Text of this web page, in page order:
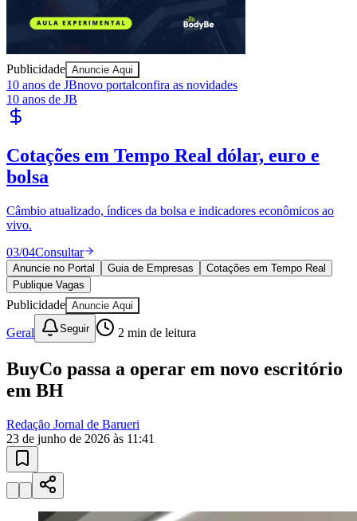
Bragantino
Publicidade Anuncie Aqui
10 anos de JBnovo portalconfira as novidades
10 anos de JB
Publique Vagas encontre talentos
Publique vagas e encontre os melhores profissionais da região.
04/04Publicar
Anuncie no Portal
Publique Vagas
Publicidade Anuncie Aqui
Geral Seguir 2min de leitura
BuyCo passa a operar em novo escritório
Redação Jornal de Barueri